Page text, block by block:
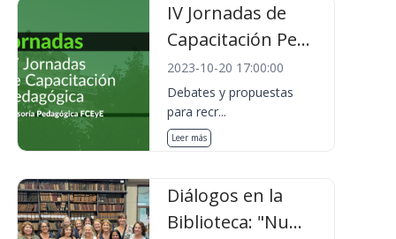
IV Jornadas de
Capacitación Pe...
2023-10-20 17:00:00
Debates y propuestas
para recr...
Leer más
Diálogos en la
Biblioteca: "Nu...